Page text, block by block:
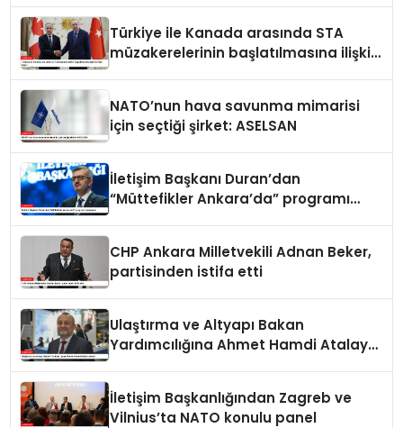
Türkiye ile Kanada arasında STA
müzakerelerinin başlatılmasına ilişkin
NATO’nun hava savunma mimarisi
için seçtiği şirket: ASELSAN
İletişim Başkanı Duran’dan
“Müttefikler Ankara’da” programı
CHP Ankara Milletvekili Adnan Beker,
partisinden istifa etti
Ulaştırma ve Altyapı Bakan
Yardımcılığına Ahmet Hamdi Atalay
İletişim Başkanlığından Zagreb ve
Vilnius’ta NATO konulu panel